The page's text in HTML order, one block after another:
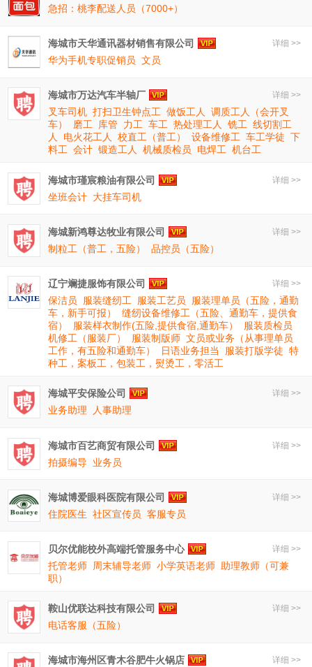
急招：桃李配送人员（7000+）
详细 >>
海城市天华通讯器材销售有限公司
华为手机专职促销员 文员
详细 >>
海城市万达汽车半轴厂
叉车司机 打扫卫生钟点工 做饭工人
调质工人（会开叉
车）
磨工 库管 力工 车工 热处理工人 铣工 线切割工
人
电火花工人 校直工（普工） 设备维修工 车工学徒 下
料工 会计 锻造工人 机械质检员 电焊工 机台工
详细 >>
海城市瑾宸粮油有限公司
坐班会计 大挂车司机
详细 >>
海城新鸿尊达牧业有限公司
制粒工（普工，五险）
品控员（五险）
详细 >>
辽宁斓捷服饰有限公司
保洁员
服装缝纫工 服装工艺员
服装理单员（五险，通勤
车，新手可报）
缝纫设备维修工（五险、通勤车，提供食
宿）
服装样衣制作(五险,提供食宿,通勤车）
服装质检员
机修工（服装厂）
服装制版师 文员或业务（从事理单员
工作，有五险和通勤车）
日语业务担当 服装打版学徒 特
种工，案板工，包装工，熨烫工，零活工
详细 >>
海城平安保险公司
业务助理
人事助理
详细 >>
海城市百艺商贸有限公司
拍摄编导
业务员
详细 >>
海城博爱眼科医院有限公司
住院医生 社区宣传员 客服专员
详细 >>
贝尔优能校外高端托管服务中心
托管老师
周末辅导老师 小学英语老师 助理教师（可兼
职）
详细 >>
鞍山优联达科技有限公司
电话客服（五险）
详细 >>
海城市海州区青木谷肥牛火锅店